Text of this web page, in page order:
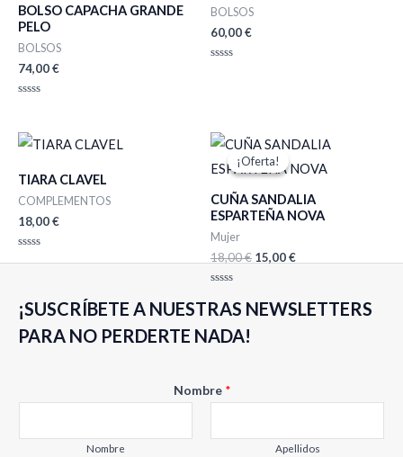
BOLSO CAPACHA GRANDE
PELO
BOLSOS
74,00€
de
5
BOLSOS
60,00€
TIARA CLAVEL
COMPLEMENTOS
18,00€
¡Oferta!
¡Oferta!
CUÑA SANDALIA
ESPARTEÑA NOVA
Mujer
18,00€
El
precio
original
18,00 €.
15,00€
El
precio
actual
15,00 €.
con
0
5
¡SUSCRÍBETE A NUESTRAS NEWSLETTERS
PARA NO PERDERTE NADA!
Nombre *
Nombre Apellidos